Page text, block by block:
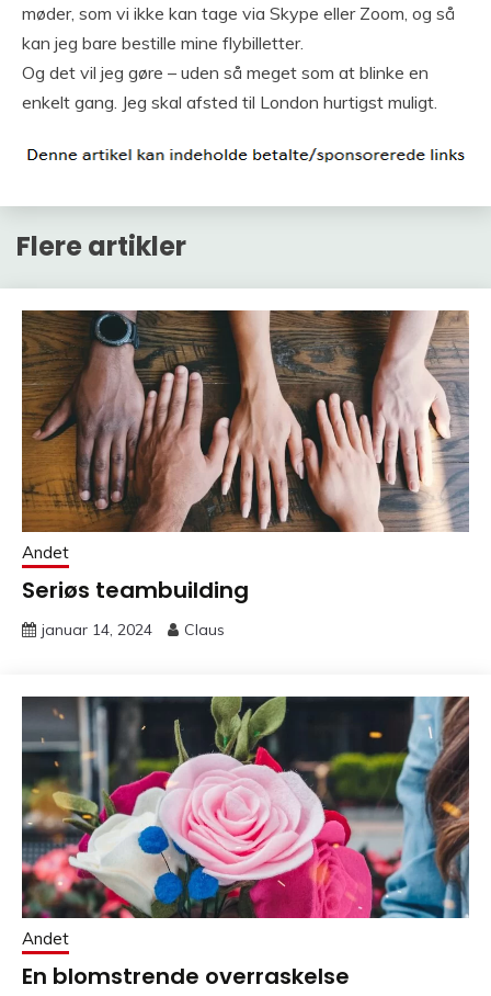
møder, som vi ikke kan tage via Skype eller Zoom, og så
kan jeg bare bestille mine flybilletter.
Og det vil jeg gøre – uden så meget som at blinke en
enkelt gang. Jeg skal afsted til London hurtigst muligt.
Flere artikler
Andet
Seriøs teambuilding
januar 14, 2024 Claus
Andet
En blomstrende overraskelse